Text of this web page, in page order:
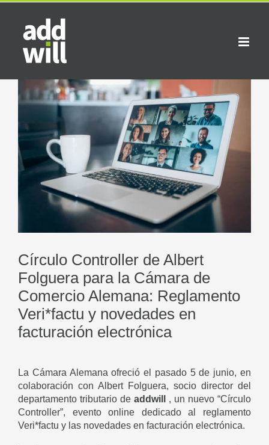
Saltar
contenido
imagen
grande
Círculo Controller de Albert
Folguera para la Cámara de
Comercio Alemana: Reglamento
Veri*factu y novedades en
facturación electrónica
La Cámara Alemana ofreció el pasado 5 de junio, en
colaboración con Albert Folguera, socio director del
departamento tributario de addwill , un nuevo “Círculo
Controller”, evento online dedicado al reglamento
Veri*factu y las novedades en facturación electrónica.